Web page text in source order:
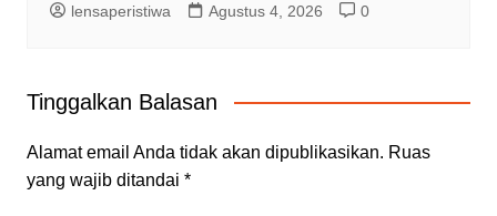
lensaperistiwa Agustus 4, 2026 0
Tinggalkan Balasan
Alamat email Anda tidak akan dipublikasikan. Ruas
yang wajib ditandai *